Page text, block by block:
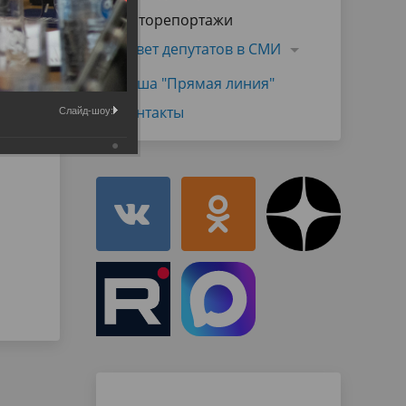
Муниципальная служба
Объявления
имущественного характера
Информационные материалы
Фоторепортажи
Совет депутатов в СМИ
Наша "Прямая линия"
Контакты
Слайд-шоу: